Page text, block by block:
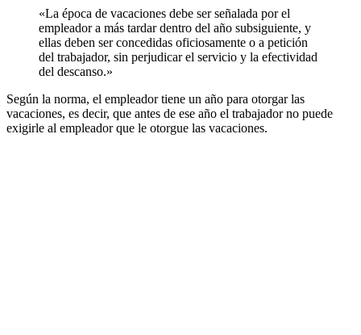
«La época de vacaciones debe ser señalada por el
empleador a más tardar dentro del año subsiguiente, y
ellas deben ser concedidas oficiosamente o a petición
del trabajador, sin perjudicar el servicio y la efectividad
del descanso.»
Según la norma, el empleador tiene un año para otorgar las
vacaciones, es decir, que antes de ese año el trabajador no puede
exigirle al empleador que le otorgue las vacaciones.